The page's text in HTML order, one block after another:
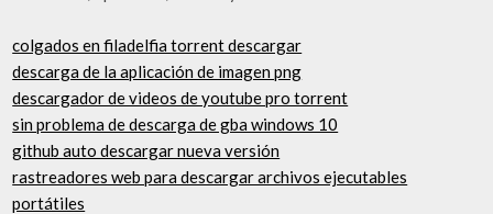
colgados en filadelfia torrent descargar
descarga de la aplicación de imagen png
descargador de videos de youtube pro torrent
sin problema de descarga de gba windows 10
github auto descargar nueva versión
rastreadores web para descargar archivos ejecutables
portátiles